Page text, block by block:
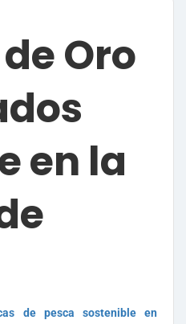
Oro
en la
de pesca sostenible en